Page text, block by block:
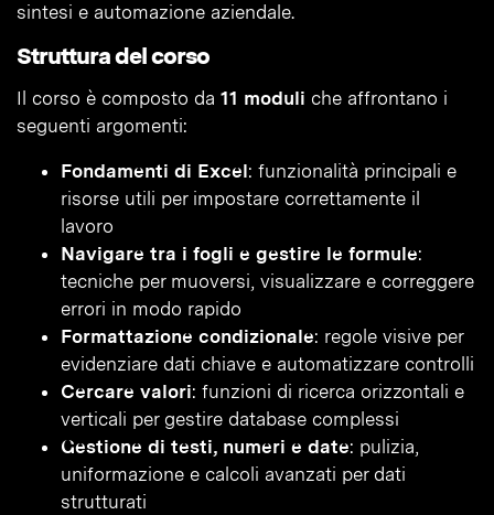
sintesi e automazione aziendale.
Struttura del corso
Il corso è composto da 11 moduli che affrontano i
seguenti argomenti:
Fondamenti di Excel: funzionalità principali e
risorse utili per impostare correttamente il
lavoro
Navigare tra i fogli e gestire le formule:
tecniche per muoversi, visualizzare e correggere
errori in modo rapido
Formattazione condizionale: regole visive per
evidenziare dati chiave e automatizzare controlli
Cercare valori: funzioni di ricerca orizzontali e
verticali per gestire database complessi
Gestione di testi, numeri e date: pulizia,
uniformazione e calcoli avanzati per dati
strutturati